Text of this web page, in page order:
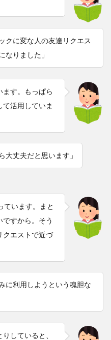
クに変な人の友達リクエス
なりました」
ます。もっぱら
活用していま
大丈夫だと思います」
ています。まと
ですから。そう
クエストで近づ
に利用しようという魂胆な
していると、